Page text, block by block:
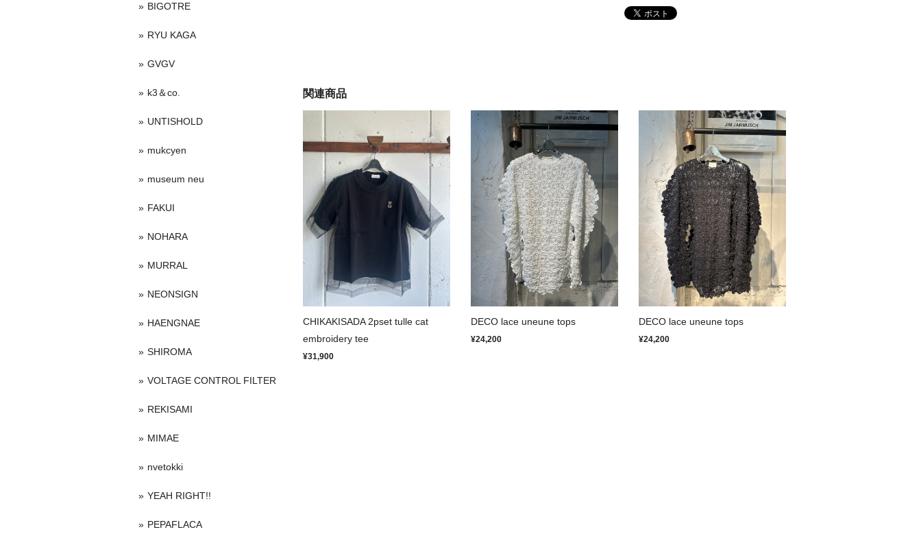
関連商品
CHIKAKISADA 2pset tulle cat
embroidery tee
¥31,900
DECO lace uneune tops
¥24,200
DECO lace uneune tops
¥24,200
BIGOTRE
RYU KAGA
GVGV
k3＆co.
UNTISHOLD
mukcyen
museum neu
FAKUI
NOHARA
MURRAL
NEONSIGN
HAENGNAE
SHIROMA
VOLTAGE CONTROL FILTER
REKISAMI
MIMAE
nvetokki
YEAH RIGHT!!
PEPAFLACA